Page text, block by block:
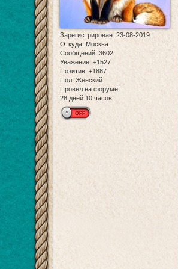
Зарегистрирован: 23-08-2019
Откуда: Москва
Сообщений: 3602
Уважение: +1527
Позитив: +1887
Пол: Женский
Провел на форуме:
28 дней 10 часов